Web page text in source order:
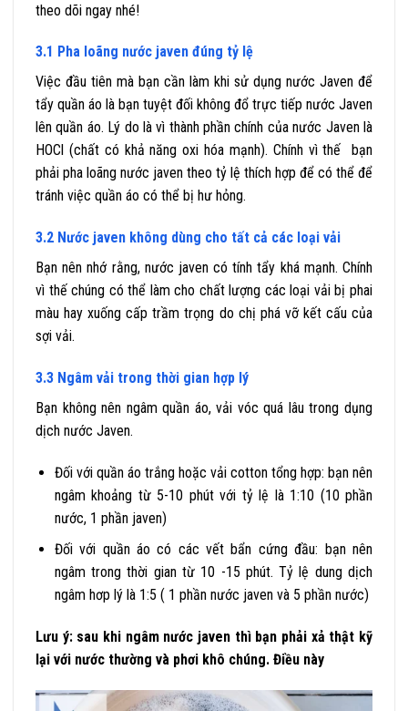
theo dõi ngay nhé!
3.1 Pha loãng nước javen đúng tỷ lệ
Việc đầu tiên mà bạn cần làm khi sử dụng nước Javen để
tẩy quần áo là bạn tuyệt đối không đổ trực tiếp nước Javen
lên quần áo. Lý do là vì thành phần chính của nước Javen là
HOCl (chất có khả năng oxi hóa mạnh). Chính vì thế bạn
phải pha loãng nước javen theo tỷ lệ thích hợp để có thể để
tránh việc quần áo có thể bị hư hỏng.
3.2 Nước javen không dùng cho tất cả các loại vải
Bạn nên nhớ rằng, nước javen có tính tẩy khá mạnh. Chính
vì thế chúng có thể làm cho chất lượng các loại vải bị phai
màu hay xuống cấp trầm trọng do chị phá vỡ kết cấu của
sợi vải.
3.3 Ngâm vải trong thời gian hợp lý
Bạn không nên ngâm quần áo, vải vóc quá lâu trong dụng
dịch nước Javen.
Đối với quần áo trắng hoặc vải cotton tổng hợp: bạn nên
ngâm khoảng từ 5-10 phút với tỷ lệ là 1:10 (10 phần
nước, 1 phần javen)
Đối với quần áo có các vết bẩn cứng đầu: bạn nên
ngâm trong thời gian từ 10 -15 phút. Tỷ lệ dung dịch
ngâm hơp lý là 1:5 ( 1 phần nước javen và 5 phần nước)
Lưu ý: sau khi ngâm nước javen thì bạn phải xả thật kỹ
lại với nước thường và phơi khô chúng. Điều này